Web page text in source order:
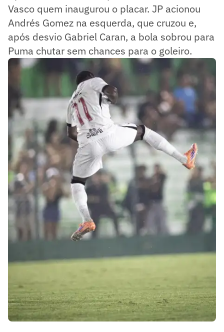
Vasco quem inaugurou o placar. JP acionou
Andrés Gomez na esquerda, que cruzou e,
após desvio Gabriel Caran, a bola sobrou para
Puma chutar sem chances para o goleiro.